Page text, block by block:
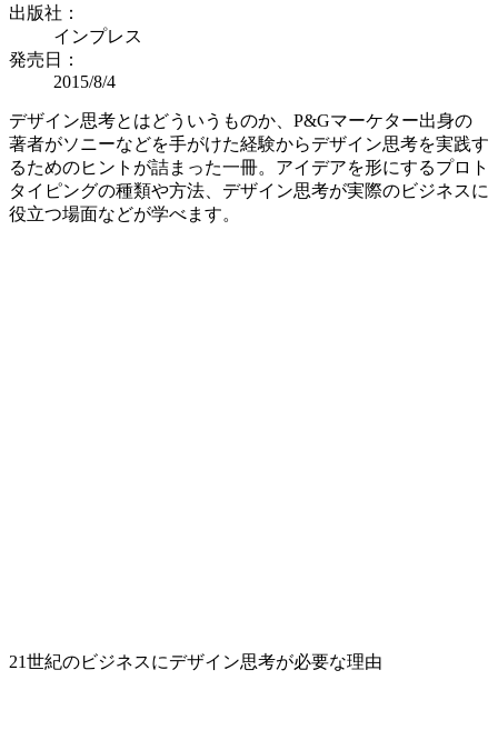
出版社：
インプレス
発売日：
2015/8/4
デザイン思考とはどういうものか、P&Gマーケター出身の
著者がソニーなどを手がけた経験からデザイン思考を実践す
るためのヒントが詰まった一冊。アイデアを形にするプロト
タイピングの種類や方法、デザイン思考が実際のビジネスに
役立つ場面などが学べます。
21世紀のビジネスにデザイン思考が必要な理由